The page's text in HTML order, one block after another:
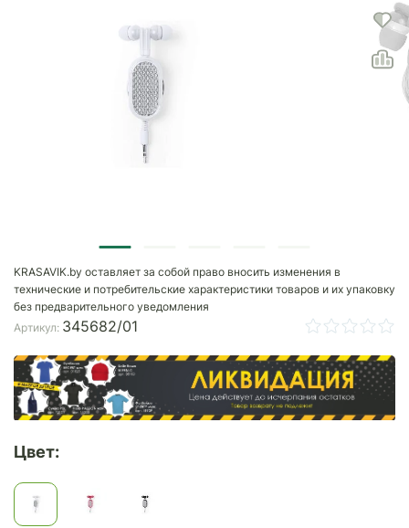
KRASAVIK.by оставляет за собой право вносить изменения в
технические и потребительские характеристики товаров и их упаковку
без предварительного уведомления
Артикул: 345682/01
Цвет: